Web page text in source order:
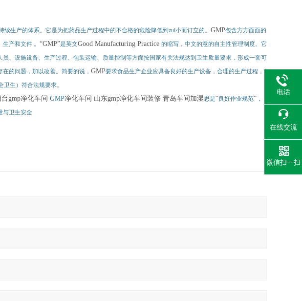
生产的体系。它是为把药品生产过程中的不合格的危险降低到zui小而订立的。 GMP包含方方面面的
产和文件 。 “GMP”是英文Good Manufacturing Practice 的缩写，中文的意的自主性管理制度。它
、设施设备、生产过程、包装运输、质量控制等方面按国家有关法规达到卫生质量要求，形成一套可
的问题，加以改善。简要的说， GMP要求食品生产企业应具备良好的生产设备，合理的生产过程，*
生）符合法规要求。
台gmp净化车间 GMP净化车间 山东gmp净化车间装修 青岛车间加湿思是“良好作业规范” ，
与卫生安全
电话
在线交流
微信扫一扫